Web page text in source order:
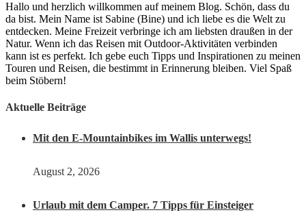
Hallo und herzlich willkommen auf meinem Blog. Schön, dass du
da bist. Mein Name ist Sabine (Bine) und ich liebe es die Welt zu
entdecken. Meine Freizeit verbringe ich am liebsten draußen in der
Natur. Wenn ich das Reisen mit Outdoor-Aktivitäten verbinden
kann ist es perfekt. Ich gebe euch Tipps und Inspirationen zu meinen
Touren und Reisen, die bestimmt in Erinnerung bleiben. Viel Spaß
beim Stöbern!
Aktuelle Beiträge
Mit den E-Mountainbikes im Wallis unterwegs!
August 2, 2026
Urlaub mit dem Camper. 7 Tipps für Einsteiger